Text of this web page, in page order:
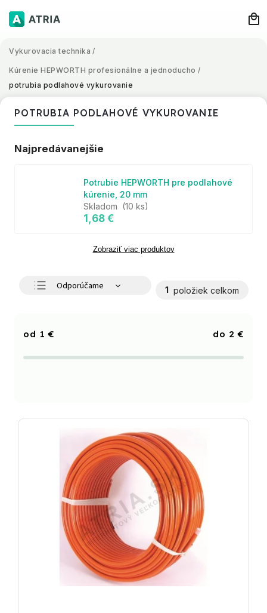
Vykurovacia technika /
Kúrenie HEPWORTH profesionálne a jednoducho /
potrubia podlahové vykurovanie
POTRUBIA PODLAHOVÉ VYKUROVANIE
Najpredávanejšie
Potrubie HEPWORTH pre podlahové
kúrenie, 20 mm
Skladom (10 ks)
1,68 €
Zobraziť viac produktov
Odporúčame
Abecedne
1 položiek celkom
1 € 2 €